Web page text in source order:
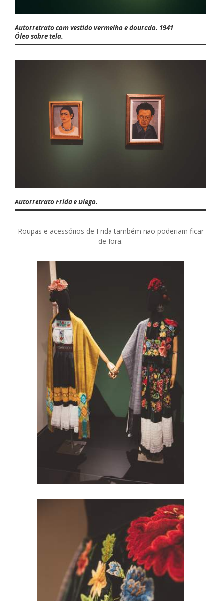
Autorretrato com vestido vermelho e dourado. 1941
Óleo sobre tela.
Autorretrato Frida e Diego.
Roupas e acessórios de Frida também não poderiam ficar
de fora.